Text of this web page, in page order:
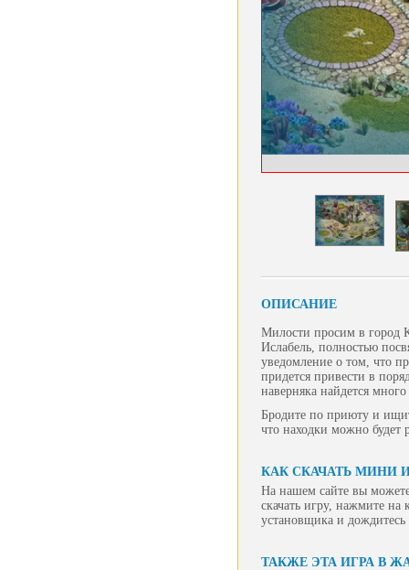
ОПИСАНИЕ
Милости просим в город
Ислабель, полностью
уведомление о том, что
придется привести в
наверняка найдется
Бродите по приюту и
что находки можно будет
КАК СКАЧАТЬ МИНИ
На нашем сайте вы
скачать игру, нажмите на
установщика и
ТАКЖЕ ЭТА ИГРА В